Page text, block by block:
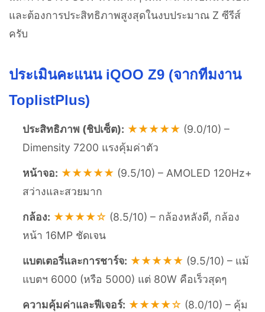
และต้องการประสิทธิภาพสูงสุดในงบประมาณ Z ซีรีส์
ครับ
ประเมินคะแนน iQOO Z9 (จากทีมงาน
ToplistPlus)
ประสิทธิภาพ (ชิปเซ็ต): ★★★★★ (9.0/10) –
Dimensity 7200 แรงคุ้มค่าตัว
หน้าจอ: ★★★★★ (9.5/10) – AMOLED 120Hz+
สว่างและสวยมาก
กล้อง: ★★★★☆ (8.5/10) – กล้องหลังดี, กล้อง
หน้า 16MP ชัดเจน
แบตเตอรี่และการชาร์จ: ★★★★★ (9.5/10) – แม้
แบตฯ 6000 (หรือ 5000) แต่ 80W คือเร็วสุดๆ
ความคุ้มค่าและฟีเจอร์: ★★★★☆ (8.0/10) – คุ้ม